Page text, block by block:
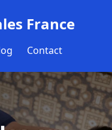
France
Contact